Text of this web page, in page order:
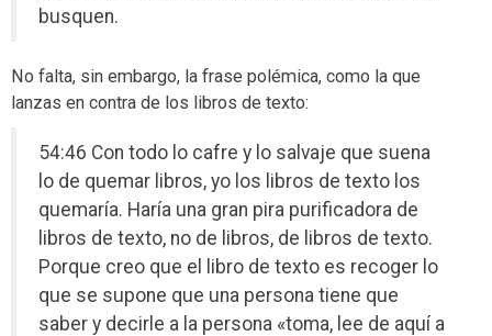
busquen.
No falta, sin embargo, la frase polémica, como la que
lanzas en contra de los libros de texto:
54:46 Con todo lo cafre y lo salvaje que suena
lo de quemar libros, yo los libros de texto los
quemaría. Haría una gran pira purificadora de
libros de texto, no de libros, de libros de texto.
Porque creo que el libro de texto es recoger lo
que se supone que una persona tiene que
saber y decirle a la persona «toma, lee de aquí a